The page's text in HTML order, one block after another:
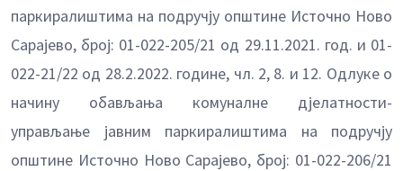
паркиралиштима на подручју општине Источно Ново
Сарајево, број: 01-022-205/21 од 29.11.2021. год. и 01-
022-21/22 од 28.2.2022. године, чл. 2, 8. и 12. Одлуке о
начину обављања комуналне дјелатности-
управљање јавним паркиралиштима на подручју
општине Источно Ново Сарајево, број: 01-022-206/21